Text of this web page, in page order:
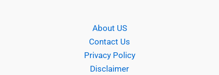
About US
Contact Us
Privacy Policy
Disclaimer